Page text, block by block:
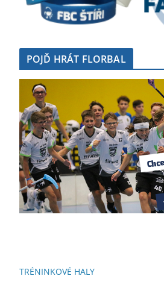
POJĎ HRÁT FLORBAL
TRÉNINKOVÉ HALY